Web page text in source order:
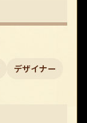
デザイナー